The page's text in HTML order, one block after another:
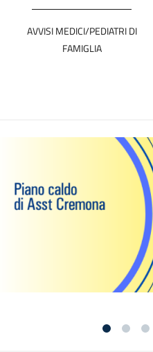
AVVISI MEDICI/PEDIATRI DI
FAMIGLIA